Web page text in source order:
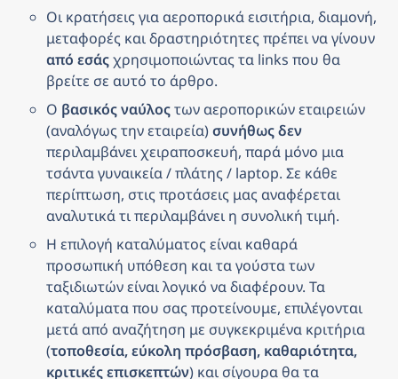
Οι κρατήσεις για αεροπορικά εισιτήρια, διαμονή,
από εσάς χρησιμοποιώντας τα links που θα
βρείτε σε αυτό το άρθρο.
Ο βασικός ναύλος των αεροπορικών εταιρειών
(αναλόγως την εταιρεία) συνήθως δεν
περιλαμβάνει χειραποσκευή, παρά μόνο μια
τσάντα γυναικεία / πλάτης / laptop. Σε κάθε
περίπτωση, στις προτάσεις μας αναφέρεται
αναλυτικά τι περιλαμβάνει η συνολική τιμή.
Η επιλογή καταλύματος είναι καθαρά
προσωπική υπόθεση και τα γούστα των
ταξιδιωτών είναι λογικό να διαφέρουν. Τα
καταλύματα που σας προτείνουμε, επιλέγονται
μετά από αναζήτηση με συγκεκριμένα κριτήρια
(τοποθεσία, εύκολη πρόσβαση, καθαριότητα,
κριτικές επισκεπτών) και σίγουρα θα τα